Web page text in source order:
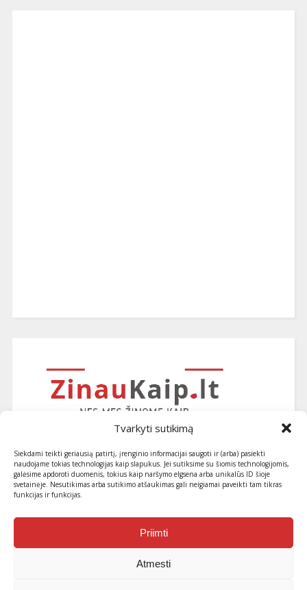
Tvarkyti sutikimą
Siekdami teikti geriausią patirtį, įrenginio informacijai saugoti ir (arba) pasiekti
naudojame tokias technologijas kaip slapukus. Jei sutiksime su šiomis technologijomis,
galėsime apdoroti duomenis, tokius kaip naršymo elgsena arba unikalūs ID šioje
svetainėje. Nesutikimas arba sutikimo atšaukimas gali neigiamai paveikti tam tikras
funkcijas ir funkcijas.
Priimti
Atmesti
Užsiprenumeruokite naujausius
straipsnius ir patarimus